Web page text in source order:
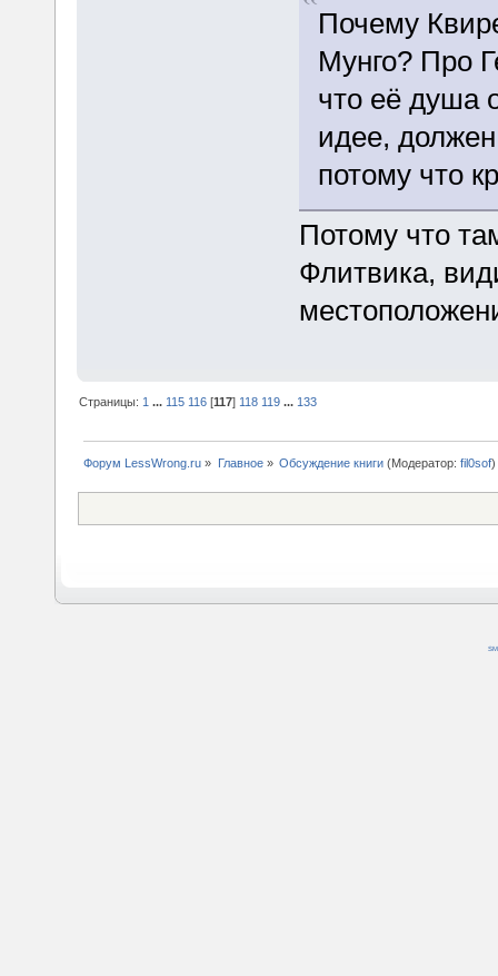
Почему
Мунго? Про
что её душа
идее, должен
потому что
Потому что
Флитвика,
Страницы: 1 ... 115 116 [117] 118 119 ... 133
Форум LessWrong.ru » Главное» Обсуждение книги(Модератор: fil0sof)